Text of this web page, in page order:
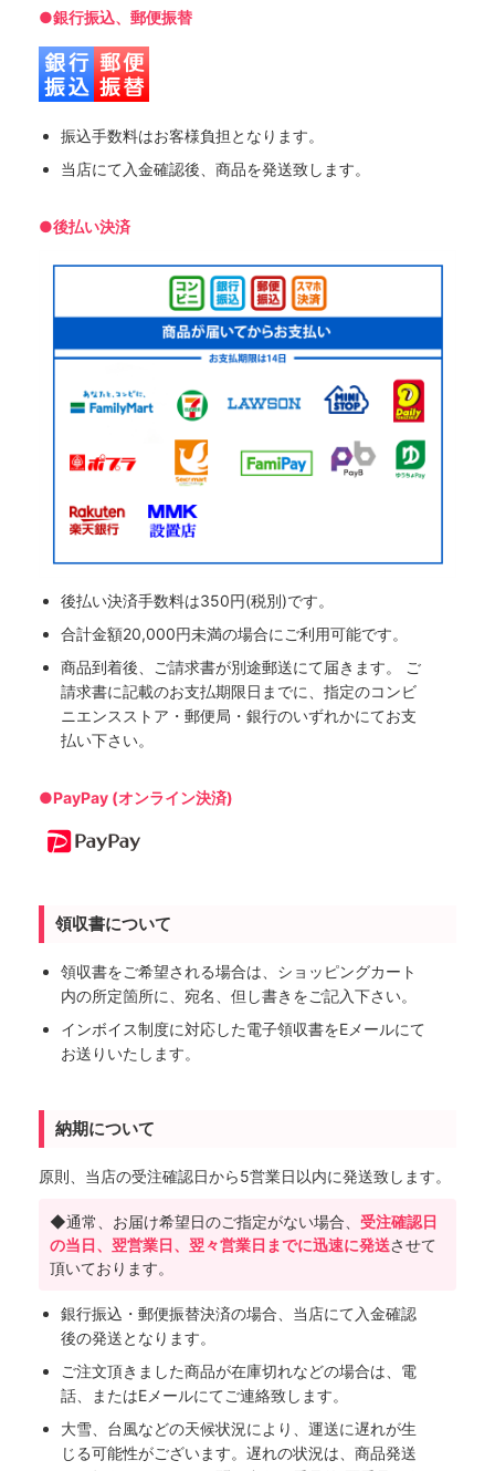
●銀行振込、郵便振替
振込手数料はお客様負担となります。
当店にて入金確認後、商品を発送致します。
●後払い決済
後払い決済手数料は350円(税別)です。
合計金額20,000円未満の場合にご利用可能です。
商品到着後、ご請求書が別途郵送にて届きます。 ご
請求書に記載のお支払期限日までに、指定のコンビ
ニエンスストア・郵便局・銀行のいずれかにてお支
払い下さい。
●PayPay (オンライン決済)
領収書について
領収書をご希望される場合は、ショッピングカート
内の所定箇所に、宛名、但し書きをご記入下さい。
インボイス制度に対応した電子領収書をEメールにて
お送りいたします。
納期について
原則、当店の受注確認日から5営業日以内に発送致します。
◆通常、お届け希望日のご指定がない場合、 受注確認日
の当日、翌営業日、翌々営業日までに迅速に発送させて
頂いております。
銀行振込・郵便振替決済の場合、当店にて入金確認
後の発送となります。
ご注文頂きました商品が在庫切れなどの場合は、電
話、またはEメールにてご連絡致します。
大雪、台風などの天候状況により、運送に遅れが生
じる可能性がございます。遅れの状況は、商品発送